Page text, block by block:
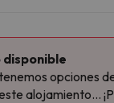
opciones
alojamiento...